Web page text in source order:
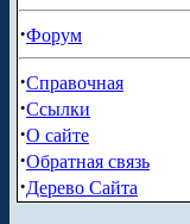
·Форум
·Справочная
·Ссылки
·О сайте
·Обратная связь
·Дерево Сайта